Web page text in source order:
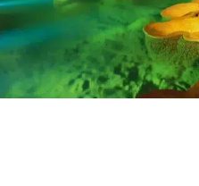
Dordogne sont
saumons,
pêcheurs en
également